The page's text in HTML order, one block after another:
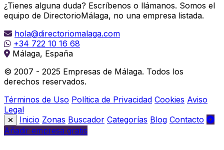
¿Tienes alguna duda? Escríbenos o llámanos. Somos el
equipo de DirectorioMálaga, no una empresa listada.
hola@directoriomalaga.com
+34 722 10 16 68
Málaga, España
© 2007 - 2025 Empresas de Málaga. Todos los
derechos reservados.
Términos de Uso Política de Privacidad Cookies Aviso
Legal
Inicio Zonas Buscador Categorías Blog Contacto
Añadir empresa gratis